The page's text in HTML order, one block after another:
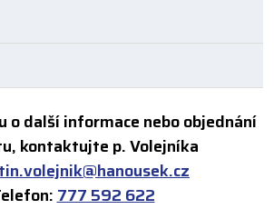
o další informace nebo objednání
kontaktujte p. Volejníka
777 592 622